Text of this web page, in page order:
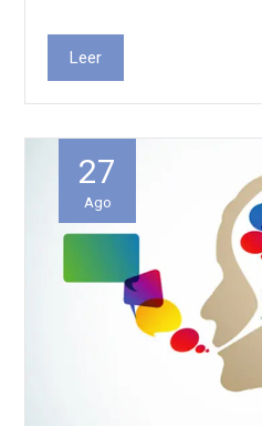
Leer
27
Ago